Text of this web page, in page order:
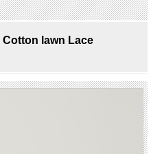
Cotton lawn Lace